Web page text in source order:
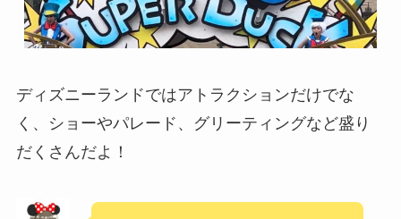
ディズニーランドではアトラクションだけでな
く、ショーやパレード、グリーティングなど盛り
だくさんだよ！